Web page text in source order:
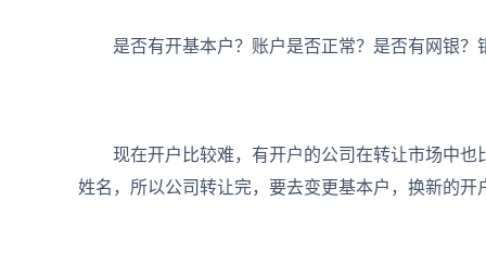
是否有开基本户？账户是否正常？是否有网银？
现在开户比较难，有开户的公司在转让市场中也
姓名，所以公司转让完，要去变更基本户，换新的开